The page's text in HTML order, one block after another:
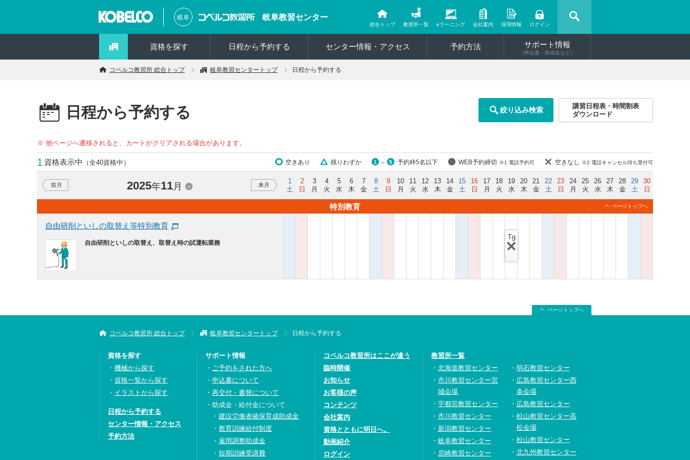
岐阜 岐阜教習センター
総合トップ 教習所一覧 eラーニング 会社案内 採用情報 ログイン
資格を探す 日程から予約する センター情報・アクセス 予約方法 サポート情報
（申込書・助成金など）
コベルコ教習所 総合トップ 岐阜教習センタートップ 日程から予約する
日程から予約する 絞り込み検索
講習日程表・時間割表
ダウンロード
※ 他ページへ遷移されると、カートがクリアされる場合があります。
1 資格表示中 （全40資格中） 空きあり 残りわずか 1 ～ 5 予約枠5名以下 WEB予約締切 ※1 電話予約可 空きなし ※2 電話キャンセル待ち受付可
前月 2025年11月 来月
1
土
2
日
3
月
4
火
5
水
6
木
7
金
8
土
9
日
10
月
11
火
12
水
13
木
14
金
15
土
16
日
17
月
18
火
19
水
20
木
21
金
22
土
23
日
24
月
25
火
26
水
27
木
28
金
29
土
30
日
特別教育 ページトップへ
自由研削といしの取替え等特別教育
自由研削といしの取替え、取替え時の試運転業務
Tg
ページトップへ
コベルコ教習所 総合トップ 岐阜教習センタートップ 日程から予約する
資格を探す
機械から探す
資格一覧から探す
イラストから探す
日程から予約する
センター情報・アクセス
予約方法
サポート情報
ご予約をされた方へ
申込書について
再交付・書替について
助成金・給付金について
建設労働者確保育成助成金
教育訓練給付制度
雇用調整助成金
短期訓練受講費
コベルコ教習所はここが違う
臨時開催
お知らせ
お客様の声
コンテンツ
会社案内
資格とともに明日へ。
動画紹介
ログイン
教習所一覧
北海道教習センター
市川教習センター宮
城会場
宇都宮教習センター
市川教習センター
新潟教習センター
岐阜教習センター
尼崎教習センター
明石教習センター
広島教習センター西
条会場
広島教習センター
松山教習センター高
松会場
松山教習センター
北九州教習センター